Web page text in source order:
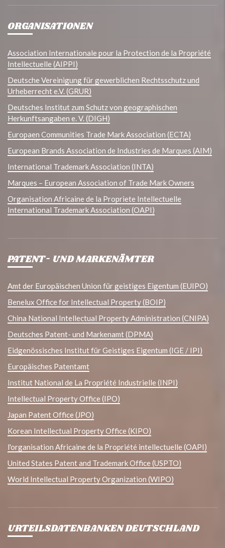
ORGANISATIONEN
Association Internationale pour la Protection de la Propriété
Intellectuelle (AIPPI)
Deutsche Vereinigung für gewerblichen Rechtsschutz und
Urheberrecht e.V. (GRUR)
Deutsches Institut zum Schutz von geographischen
Herkunftsangaben e. V. (DIGH)
Europaen Communities Trade Mark Association (ECTA)
European Brands Association de Industries de Marques (AIM)
International Trademark Association (INTA)
Marques – European Association of Trade Mark Owners
Organisation Africaine de la Propriete Intellectuelle
International Trademark Association (OAPI)
PATENT- UND MARKENÄMTER
Amt der Europäischen Union für geistiges Eigentum (EUIPO)
Benelux Office for Intellectual Property (BOIP)
China National Intellectual Property Administration (CNIPA)
Deutsches Patent- und Markenamt (DPMA)
Eidgenössisches Institut für Geistiges Eigentum (IGE / IPI)
Europäisches Patentamt
Institut National de La Propriété Industrielle (INPI)
Intellectual Property Office (IPO)
Japan Patent Office (JPO)
Korean Intellectual Property Office (KIPO)
l'organisation Africaine de la Propriété intellectuelle (OAPI)
United States Patent and Trademark Office (USPTO)
World Intellectual Property Organization (WIPO)
URTEILSDATENBANKEN DEUTSCHLAND